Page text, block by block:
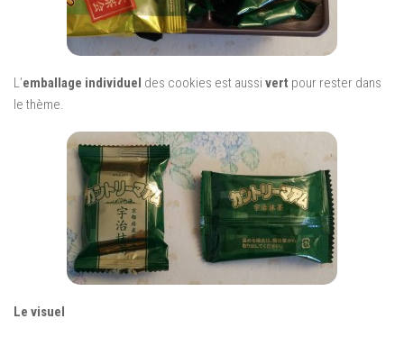
L’emballage individuel des cookies est aussi vert pour rester dans
le thème.
Le visuel